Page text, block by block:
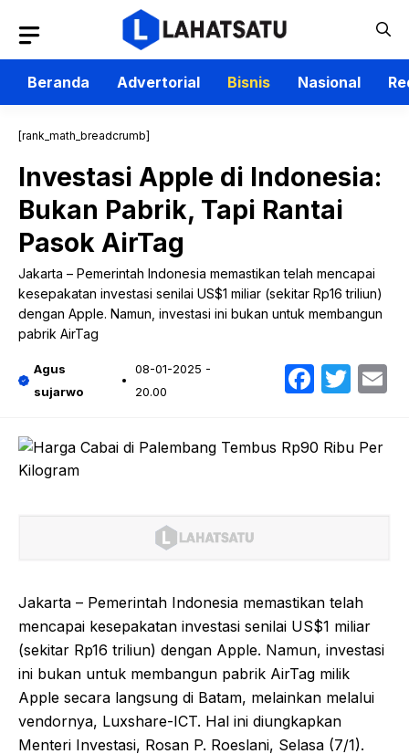
isi
Beranda
Advertorial Bisnis Nasional
[rank_math_breadcrumb]
Investasi Apple di Indonesia:
Bukan Pabrik, Tapi Rantai
Pasok AirTag
Jakarta – Pemerintah Indonesia memastikan telah mencapai
kesepakatan investasi senilai US$1 miliar (sekitar Rp16 triliun)
dengan Apple. Namun, investasi ini bukan untuk membangun
pabrik AirTag
Agus
sujarwo
08-01-2025 -
20.00
Jakarta – Pemerintah Indonesia memastikan telah
mencapai kesepakatan investasi senilai US$1 miliar
(sekitar Rp16 triliun) dengan Apple. Namun, investasi
ini bukan untuk membangun pabrik AirTag milik
Apple secara langsung di Batam, melainkan melalui
vendornya, Luxshare-ICT. Hal ini diungkapkan
Menteri Investasi, Rosan P. Roeslani, Selasa (7/1).